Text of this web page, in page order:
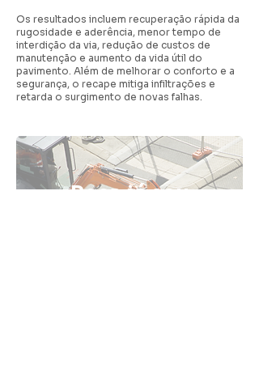
Os resultados incluem recuperação rápida da
rugosidade e aderência, menor tempo de
interdição da via, redução de custos de
manutenção e aumento da vida útil do
pavimento. Além de melhorar o conforto e a
segurança, o recape mitiga infiltrações e
retarda o surgimento de novas falhas.
Peça já seu